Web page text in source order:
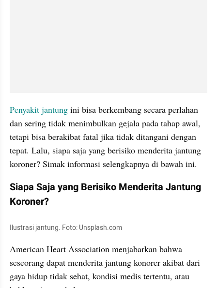
Penyakit jantung ini bisa berkembang secara perlahan
dan sering tidak menimbulkan gejala pada tahap awal,
tetapi bisa berakibat fatal jika tidak ditangani dengan
tepat. Lalu, siapa saja yang berisiko menderita jantung
koroner? Simak informasi selengkapnya di bawah ini.
Siapa Saja yang Berisiko Menderita Jantung
Koroner?
Ilustrasi jantung. Foto: Unsplash.com
American Heart Association menjabarkan bahwa
seseorang dapat menderita jantung konorer akibat dari
gaya hidup tidak sehat, kondisi medis tertentu, atau